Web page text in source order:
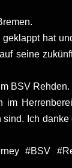
hat
seine
BSV
Ich
#BSV